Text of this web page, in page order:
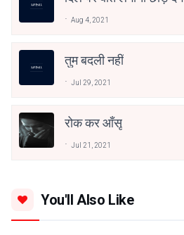
Aug 4, 2021
तुम बदली नहीं
Jul 29, 2021
रोक कर आँसू
Jul 21, 2021
You'll Also Like